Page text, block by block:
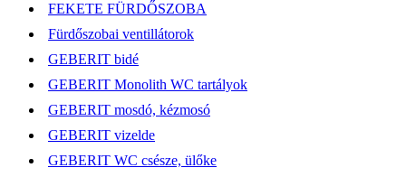
FEKETE FÜRDŐSZOBA
Fürdőszobai ventillátorok
GEBERIT bidé
GEBERIT Monolith WC tartályok
GEBERIT mosdó, kézmosó
GEBERIT vizelde
GEBERIT WC csésze, ülőke